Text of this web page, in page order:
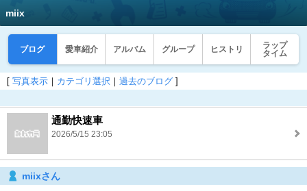
miix
ブログ 愛車紹介 アルバム グループ ヒストリ
ラップ
タイム
[ 写真表示 ｜ カテゴリ選択 ｜ 過去のブログ ]
通勤快速車
2026/5/15 23:05
miixさん